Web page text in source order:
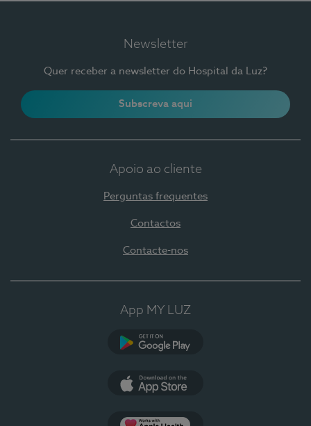
Newsletter
Quer receber a newsletter do Hospital da Luz?
Subscreva aqui
Apoio ao cliente
Perguntas frequentes
Contactos
Contacte-nos
App MY LUZ